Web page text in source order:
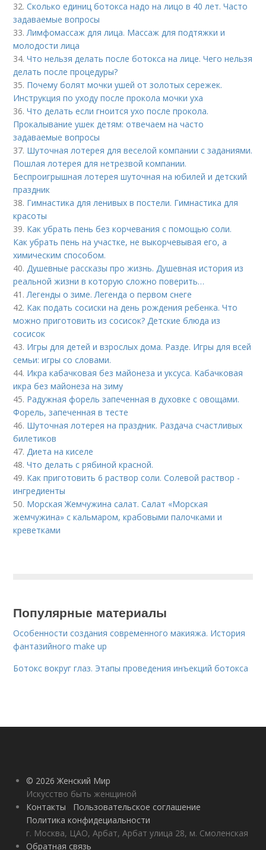
32.Сколько единиц ботокса надо на лицо в 40 лет. Часто
задаваемые вопросы
33.Лимфомассаж для лица. Массаж для подтяжки и
молодости лица
34.Что нельзя делать после ботокса на лице. Чего нельзя
делать после процедуры?
35. Почему болят мочки ушей от золотых сережек.
Инструкция по уходу после прокола мочки уха
36.Что делать если гноится ухо после прокола.
Прокалывание ушек детям: отвечаем на часто
задаваемые вопросы
37. Шуточная лотерея для веселой компании с заданиями.
Пошлая лотерея для нетрезвой компании.
Беспроигрышная лотерея шуточная на юбилей и детский
праздник
38. Гимнастика для ленивых в постели. Гимнастика для
красоты
39. Как убрать пень без корчевания с помощью соли.
Как убрать пень на участке, не выкорчевывая его, а
химическим способом.
40.Душевные рассказы про жизнь. Душевная история из
реальной жизни в которую сложно поверить…
41.Легенды о зиме. Легенда о первом снеге
42. Как подать сосиски на день рождения ребенка. Что
можно приготовить из сосисок? Детские блюда из
сосисок
43. Игры для детей и взрослых дома. Разде. Игры для всей
семьи: игры со словами.
44. Икра кабачковая без майонеза и уксуса. Кабачковая
икра без майонеза на зиму
45. Радужная форель запеченная в духовке с овощами.
Форель, запеченная в тесте
46. Шуточная лотерея на праздник. Раздача счастливых
билетиков
47.Диета на киселе
48.Что делать с рябиной красной.
49. Как приготовить 6 раствор соли. Солевой раствор -
ингредиенты
50. Морская Жемчужина салат. Салат «Морская
жемчужина» с кальмаром, крабовыми палочками и
креветками
Популярные материалы
Особенности создания современного макияжа. История
фантазийного make up
Ботокс вокруг глаз. Этапы проведения инъекций ботокса
© 2026 Женский Мир
Искусство быть женщиной
Контакты
Пользовательское соглашение
Политика конфидециальности
г. Москва, ЦАО, Арбат, Арбат улица 28, м. Смоленская
Обратная связь